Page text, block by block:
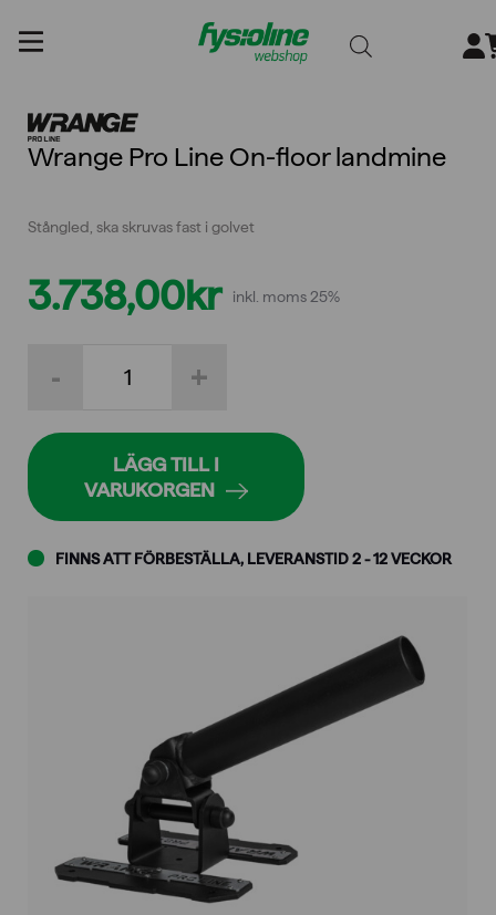
innehållet
Wrange Pro Line On-floor landmine
Stångled, ska skruvas fast i golvet
3.738,00kr inkl. moms 25%
FINNS ATT FÖRBESTÄLLA, LEVERANSTID 2 - 12 VECKOR
+
floor
landmine
-
LÄGG TILL I
VARUKORGEN